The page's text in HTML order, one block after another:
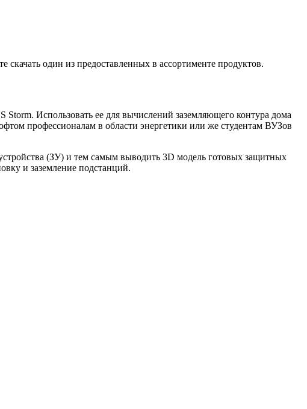
один из предоставленных в ассортименте продуктов.
Использовать ее для вычислений заземляющего контура дома
профессионалам в области энергетики или же студентам ВУЗов
(ЗУ) и тем самым выводить 3D модель готовых защитных
и заземление подстанций.